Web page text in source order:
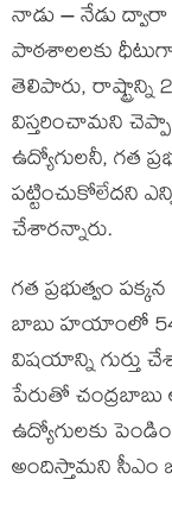
నాడు – నేడు
పాఠశాలలకు ధీటుగా
తెలిపారు,
విస్తరించామని
ఉద్యోగులనీ, గత
పట్టించుకోలేదని
చేశారన్నారు.
గత ప్రభుత్వం
బాబు హయాంలో 54
విషయాన్ని గుర్తు
పేరుతో చంద్రబాబు
ఉద్యోగులకు
అందిస్తామని సీఎం